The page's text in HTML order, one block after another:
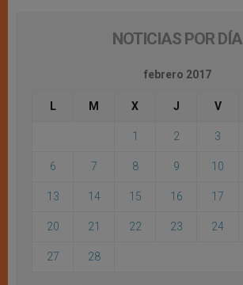
NOTICIAS POR DÍA
febrero 2017
L M X J V
1 2 3
6 7 8 9 10
13 14 15 16 17
20 21 22 23 24
27 28